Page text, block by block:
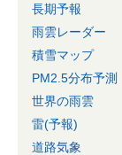
長期予報
雨雲レーダー
積雪マップ
PM2.5分布予測
世界の雨雲
雷(予報)
道路気象